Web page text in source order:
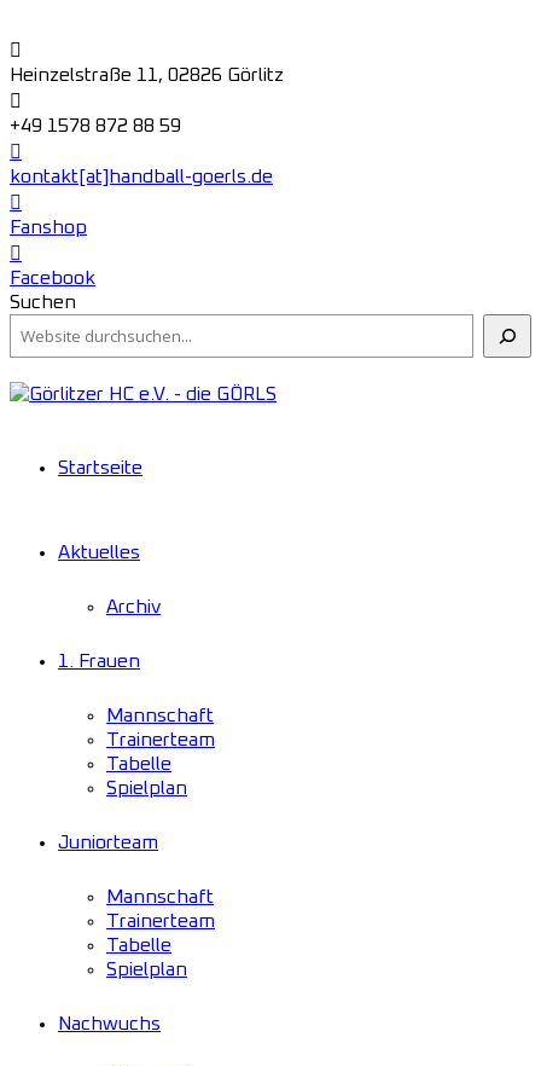
Heinzelstraße 11, 02826 Görlitz
+49 1578 872 88 59
kontakt[at]handball-goerls.de
Fanshop
Facebook
Suchen
Startseite
Aktuelles
Archiv
1. Frauen
Mannschaft
Trainerteam
Tabelle
Spielplan
Juniorteam
Mannschaft
Trainerteam
Tabelle
Spielplan
Nachwuchs